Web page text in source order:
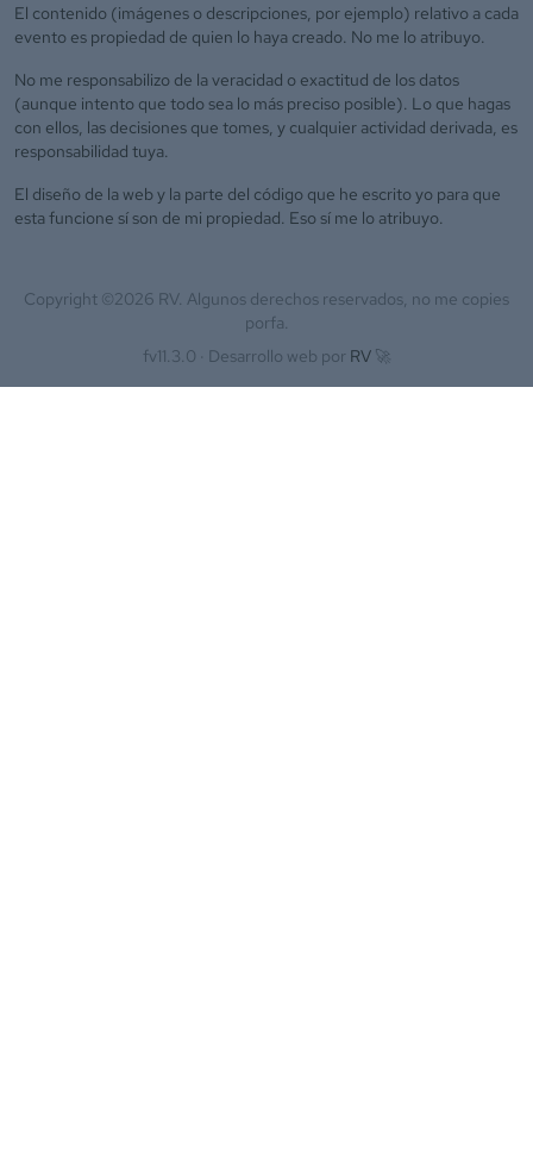
El contenido (imágenes o descripciones, por ejemplo) relativo a cada
evento es propiedad de quien lo haya creado. No me lo atribuyo.
No me responsabilizo de la veracidad o exactitud de los datos
(aunque intento que todo sea lo más preciso posible). Lo que hagas
con ellos, las decisiones que tomes, y cualquier actividad derivada, es
responsabilidad tuya.
El diseño de la web y la parte del código que he escrito yo para que
esta funcione sí son de mi propiedad. Eso sí me lo atribuyo.
Copyright ©2026 RV. Algunos derechos reservados, no me copies
porfa.
fv11.3.0 · Desarrollo web por RV 🚀